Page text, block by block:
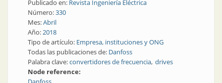
Publicado en: Revista Ingeniería Eléctrica
Número:330
Mes:Abril
Año:2018
Tipo de artículo: Empresa, instituciones y ONG
Todas las publicaciones de: Danfoss
Palabra clave:convertidores de frecuencia drives
Node reference: